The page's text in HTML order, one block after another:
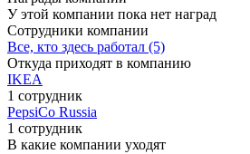
У этой компании пока нет наград
Сотрудники компании
Все, кто здесь работал (5)
Откуда приходят в компанию
IKEA
1 сотрудник
PepsiCo Russia
1 сотрудник
В какие компании уходят